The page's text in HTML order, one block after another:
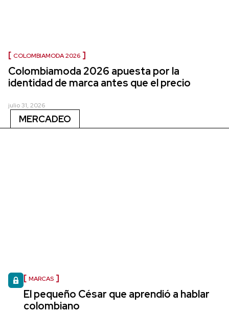
COLOMBIAMODA 2026
Colombiamoda 2026 apuesta por la
identidad de marca antes que el precio
julio 31, 2026
MERCADEO
MARCAS
El pequeño César que aprendió a hablar
colombiano